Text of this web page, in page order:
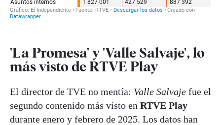
'La Promesa' y 'Valle Salvaje', lo
más visto de RTVE Play
El director de TVE no mentía: Valle Salvaje fue el
segundo contenido más visto en RTVE Play
durante enero y febrero de 2025. Los datos han